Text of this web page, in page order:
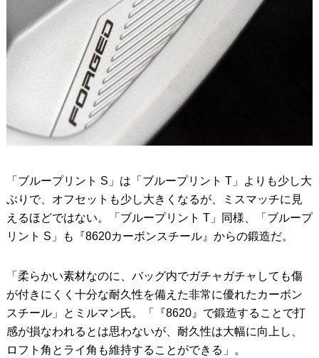
「ブループリント S」は「ブループリント T」よりも少し大
ぶりで、オフセットも少し大きくなるが、ミスマッチに見
えるほどではない。「ブループリント T」同様、「ブループ
リント S」も『8620カーボンスチール』からの鍛造だ。
「柔らかい素材なのに、バッグ内でガチャガチャしても傷
が付きにくく十分な耐久性を備えた非常に優れたカーボン
スチール」とミルマン氏。「『8620』で鍛造することで打
感が損なわれるとは思わないが、耐久性は大幅に向上し、
ロフト角とライ角も維持することができる」。